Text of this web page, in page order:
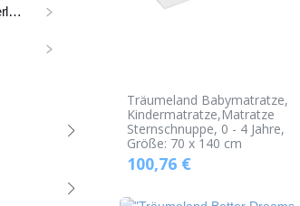
Kinderzimmerlampe
Träumeland Babymatratze,
Kindermatratze,Matratze
Sternschnuppe, 0 - 4 Jahre,
Größe: 70 x 140 cm
100,76€